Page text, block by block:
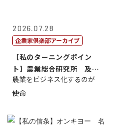
2026.07.28
企業家倶楽部アーカイブ
【私のターニングポイン
ト】農業総合研究所 及川
智正
農業をビジネス化するのが
使命